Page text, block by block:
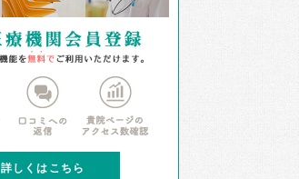
詳しくはこちら